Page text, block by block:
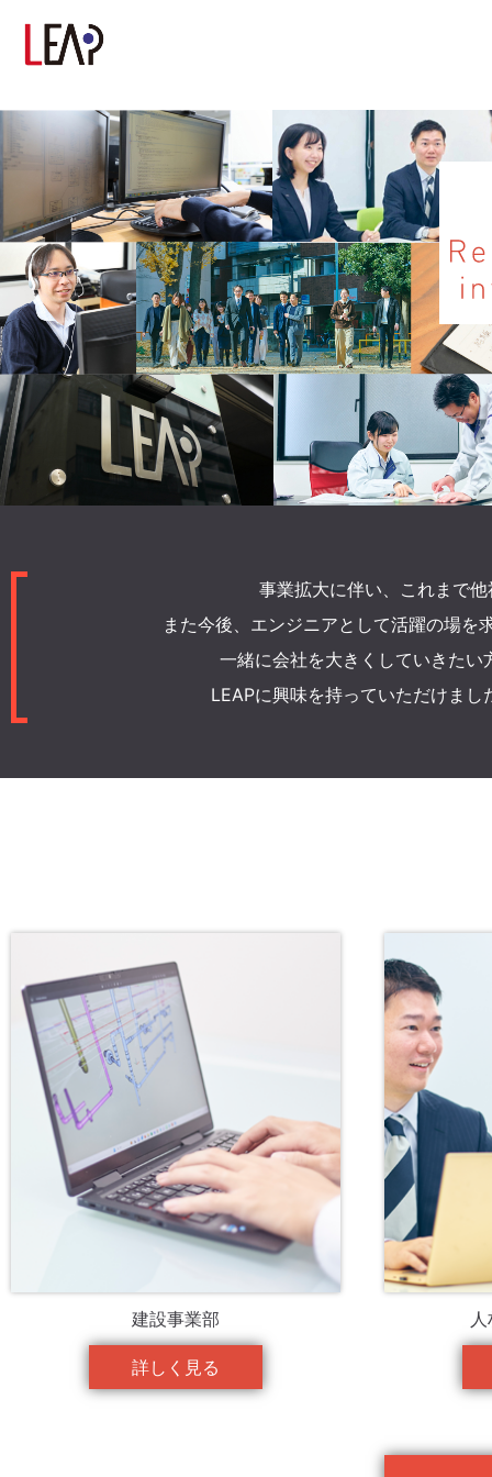
事業拡大に伴い、これまで
また今後、エンジニアとして活躍の場を
一緒に会社を大きくしていきた
LEAPに興味を持っていただけま
建設事業部
詳しく見る